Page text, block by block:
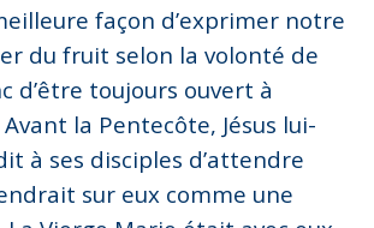
façon d’exprimer notre
du fruit selon la volonté de
d’être toujours ouvert à
Avant la Pentecôte, Jésus lui-
à ses disciples d’attendre
sur eux comme une